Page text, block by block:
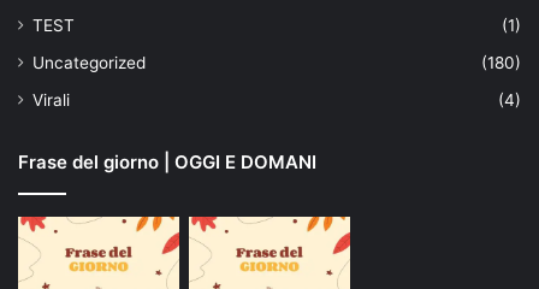
TEST
(1)
Uncategorized
(180)
Virali
(4)
Frase del giorno | OGGI E DOMANI